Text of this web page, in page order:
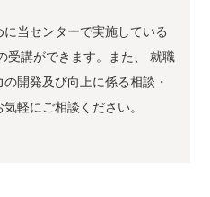
当センターで実施している
受講ができます。また、 就職
開発及び向上に係る相談・
軽にご相談ください。